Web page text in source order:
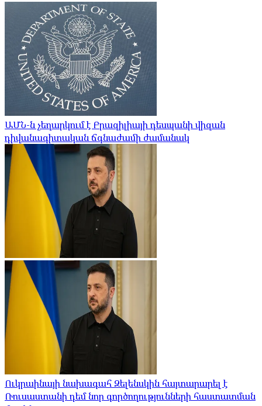
ԱՄՆ-ն չեղարկում է Բրազիլիայի դեսպանի վիզան
դիվանագիտական ​​ճգնաժամի ժամանակ
Ուկրաինայի նախագահ Զելենսկին հայտարարել է
Ռուսաստանի դեմ նոր գործողությունների հաստատման